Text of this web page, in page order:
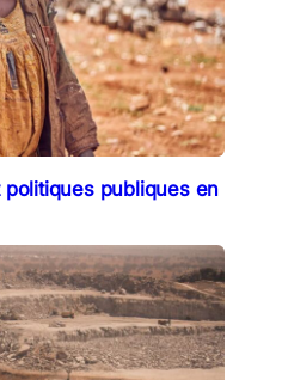
publiques en